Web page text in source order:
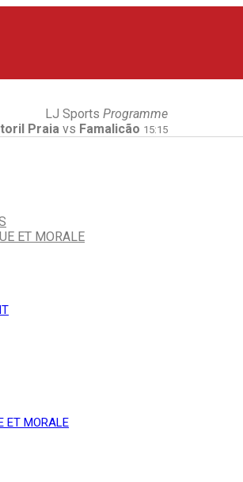
LJ Sports Programme
Praia vs Famalicão 15:15
ET MORALE
ET MORALE